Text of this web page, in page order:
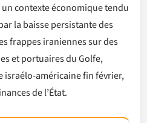
contexte économique tendu
la baisse persistante des
frappes iraniennes sur des
et portuaires du Golfe,
israélo-américaine fin février,
de l’État.